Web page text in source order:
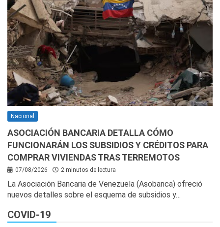
Nacional
ASOCIACIÓN BANCARIA DETALLA CÓMO
FUNCIONARÁN LOS SUBSIDIOS Y CRÉDITOS PARA
COMPRAR VIVIENDAS TRAS TERREMOTOS
07/08/2026 2 minutos de lectura
La Asociación Bancaria de Venezuela (Asobanca) ofreció
nuevos detalles sobre el esquema de subsidios y…
COVID-19